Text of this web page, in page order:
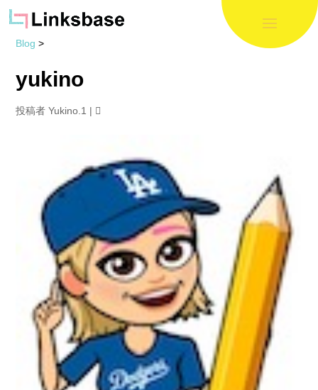
Blog >
yukino
投稿者Yukino.1 |